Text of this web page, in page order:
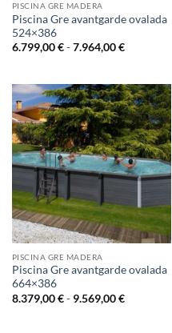
PISCINA GRE MADERA
Piscina Gre avantgarde ovalada
524×386
6.799,00€ - 7.964,00€Rango
6.799,00 €
hasta
7.964,00 €
PISCINA GRE MADERA
Piscina Gre avantgarde ovalada
664×386
8.379,00€ - 9.569,00€Rango